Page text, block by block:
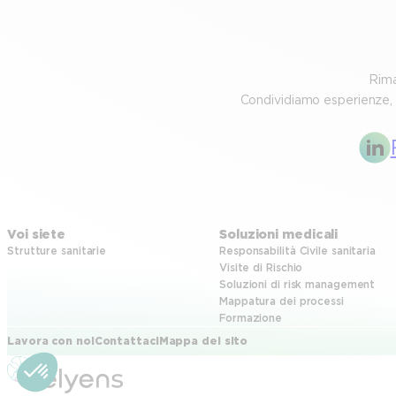
Condividiamo
Voi siete
Strutture sanitarie
Soluzioni medicali
Responsabilità Civile sanitaria
Visite di Rischio
Soluzioni di risk management
Mappatura dei processi
Formazione
Lavora con noiContattaciMappa del sito